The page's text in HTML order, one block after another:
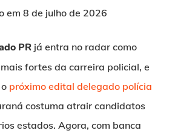
em 8 de julho de 2026
PRjá entra no radar como
fortes da carreira policial, e
próximo edital delegado polícia
costuma atrair candidatos
estados. Agora, com banca